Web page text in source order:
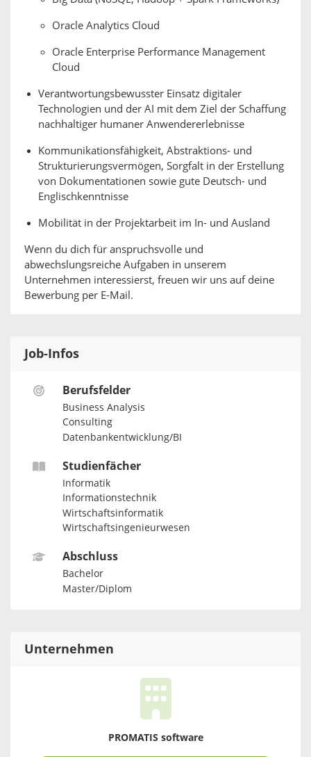
Oracle Analytics Cloud
Oracle Enterprise Performance Management
Cloud
Verantwortungsbewusster Einsatz digitaler
Technologien und der AI mit dem Ziel der Schaffung
nachhaltiger humaner Anwendererlebnisse
Kommunikationsfähigkeit, Abstraktions- und
Strukturierungsvermögen, Sorgfalt in der Erstellung
von Dokumentationen sowie gute Deutsch- und
Englischkenntnisse
Mobilität in der Projektarbeit im In- und Ausland
Wenn du dich für anspruchsvolle und
abwechslungsreiche Aufgaben in unserem
Unternehmen interessierst, freuen wir uns auf deine
Bewerbung per E-Mail.
Job-Infos
Berufsfelder
Business Analysis
Consulting
Datenbankentwicklung/BI
Studienfächer
Informatik
Informationstechnik
Wirtschaftsinformatik
Wirtschaftsingenieurwesen
Abschluss
Bachelor
Master/Diplom
Unternehmen
PROMATIS software